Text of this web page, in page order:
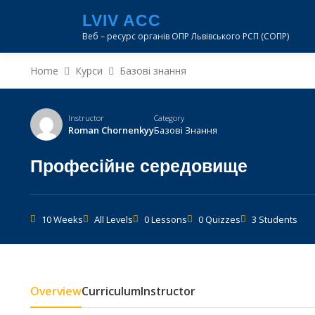
LVIV ACC
Веб – ресурс органів ОПР Львівського РСП (СОПР)
Home Курси Базові знання
Instructor
Roman Chornenkyy
Category
Базові Знання
Професійне середовище
10 Weeks All Levels 0 Lessons 0 Quizzes 3 Students
OverviewCurriculumInstructor